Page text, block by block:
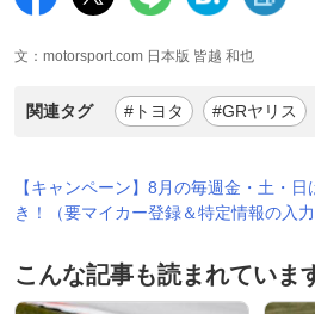
文：motorsport.com 日本版 皆越 和也
関連タグ #トヨタ #GRヤリス
【キャンペーン】8月の毎週金・土・日
き！（要マイカー登録＆特定情報の入力
こんな記事も読まれていま